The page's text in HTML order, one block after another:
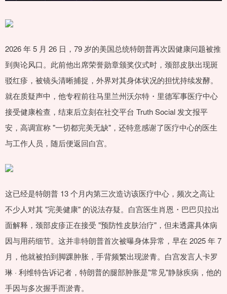
2026 年 5 月 26 日，79 岁的美国总统特朗普再次因健康问题被推
到舆论风口。此前他出席荣誉勋章颁奖仪式时，颈部皮肤出现斑
驳红疹，被镜头清晰捕捉，外界对其身体状况的担忧持续发酵。
就在质疑声中，他专程前往马里兰州沃尔特・里德军事医疗中心
接受健康检查，结束后立刻在社交平台 Truth Social 发文报平
安，高调宣称 "一切都完美无缺"，还特意感谢了医疗中心的医生
与工作人员，随后便返回白宫。
这已经是特朗普 13 个月内第三次造访该医疗中心，频次之高让
不少人对其 "完美健康" 的说法存疑。白宫医生肖恩・巴巴贝拉出
面解释，颈部皮疹正在接受 "预防性皮肤治疗"，但未透露具体病
因与用药细节。这并非特朗普首次被曝身体异常，早在 2025 年 7
月，他就被拍到脚踝肿胀，手背频繁出现淤青。白宫发言人卡罗
琳 · 利维特告诉记者，特朗普的腿部肿胀是"常见"静脉疾病，他的
手因与多次握手而淤青。